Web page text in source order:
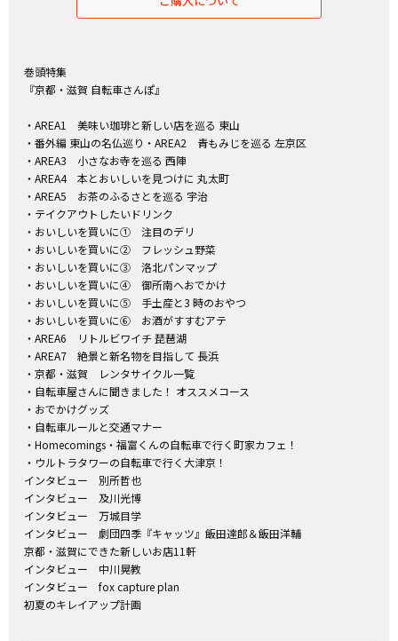
巻頭特集
『京都・滋賀 自転車さんぽ』
・AREA1 美味い珈琲と新しい店を巡る 東山
・番外編 東山の名仏巡り・AREA2 青もみじを巡る 左京区
・AREA3 小さなお寺を巡る 西陣
・AREA4 本とおいしいを見つけに 丸太町
・AREA5 お茶のふるさとを巡る 宇治
・テイクアウトしたいドリンク
・おいしいを買いに① 注目のデリ
・おいしいを買いに② フレッシュ野菜
・おいしいを買いに③ 洛北パンマップ
・おいしいを買いに④ 御所南へおでかけ
・おいしいを買いに⑤ 手土産と3 時のおやつ
・おいしいを買いに⑥ お酒がすすむアテ
・AREA6 リトルビワイチ 琵琶湖
・AREA7 絶景と新名物を目指して 長浜
・京都・滋賀 レンタサイクル一覧
・自転車屋さんに聞きました！ オススメコース
・おでかけグッズ
・自転車ルールと交通マナー
・Homecomings・福富くんの自転車で行く町家カフェ！
・ウルトラタワーの自転車で行く大津京！
インタビュー 別所哲也
インタビュー 及川光博
インタビュー 万城目学
インタビュー 劇団四季『キャッツ』飯田達郎＆飯田洋輔
京都・滋賀にできた新しいお店11軒
インタビュー 中川晃教
インタビュー fox capture plan
初夏のキレイアップ計画